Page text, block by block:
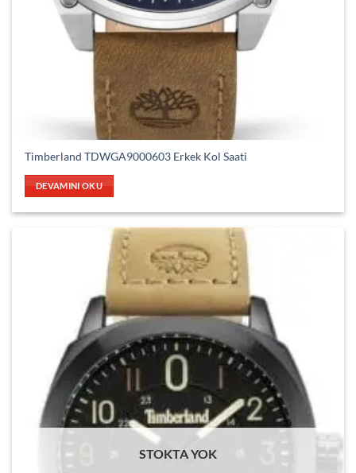
Timberland TDWGA9000603 Erkek Kol Saati
DEVAMINI OKU
STOKTA YOK